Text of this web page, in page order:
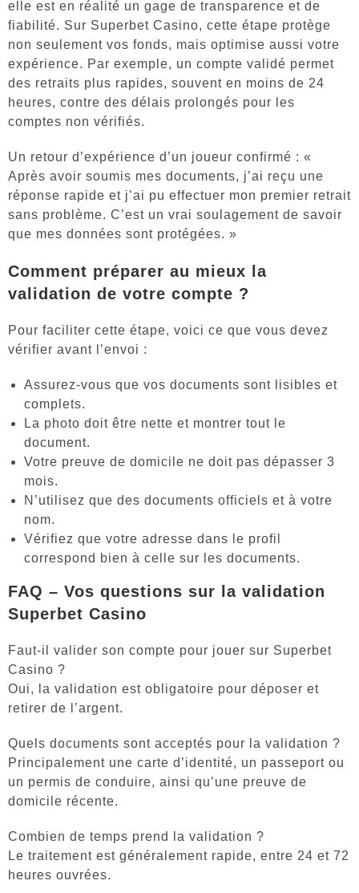
elle est en réalité un gage de transparence et de
fiabilité. Sur Superbet Casino, cette étape protège
non seulement vos fonds, mais optimise aussi votre
expérience. Par exemple, un compte validé permet
des retraits plus rapides, souvent en moins de 24
heures, contre des délais prolongés pour les
comptes non vérifiés.
Un retour d’expérience d’un joueur confirmé : «
Après avoir soumis mes documents, j’ai reçu une
réponse rapide et j’ai pu effectuer mon premier retrait
sans problème. C’est un vrai soulagement de savoir
que mes données sont protégées. »
Comment préparer au mieux la
validation de votre compte ?
Pour faciliter cette étape, voici ce que vous devez
vérifier avant l’envoi :
Assurez-vous que vos documents sont lisibles et
complets.
La photo doit être nette et montrer tout le
document.
Votre preuve de domicile ne doit pas dépasser 3
mois.
N’utilisez que des documents officiels et à votre
nom.
Vérifiez que votre adresse dans le profil
correspond bien à celle sur les documents.
FAQ – Vos questions sur la validation
Superbet Casino
Faut-il valider son compte pour jouer sur Superbet
Casino ?
Oui, la validation est obligatoire pour déposer et
retirer de l’argent.
Quels documents sont acceptés pour la validation ?
Principalement une carte d’identité, un passeport ou
un permis de conduire, ainsi qu’une preuve de
domicile récente.
Combien de temps prend la validation ?
Le traitement est généralement rapide, entre 24 et 72
heures ouvrées.